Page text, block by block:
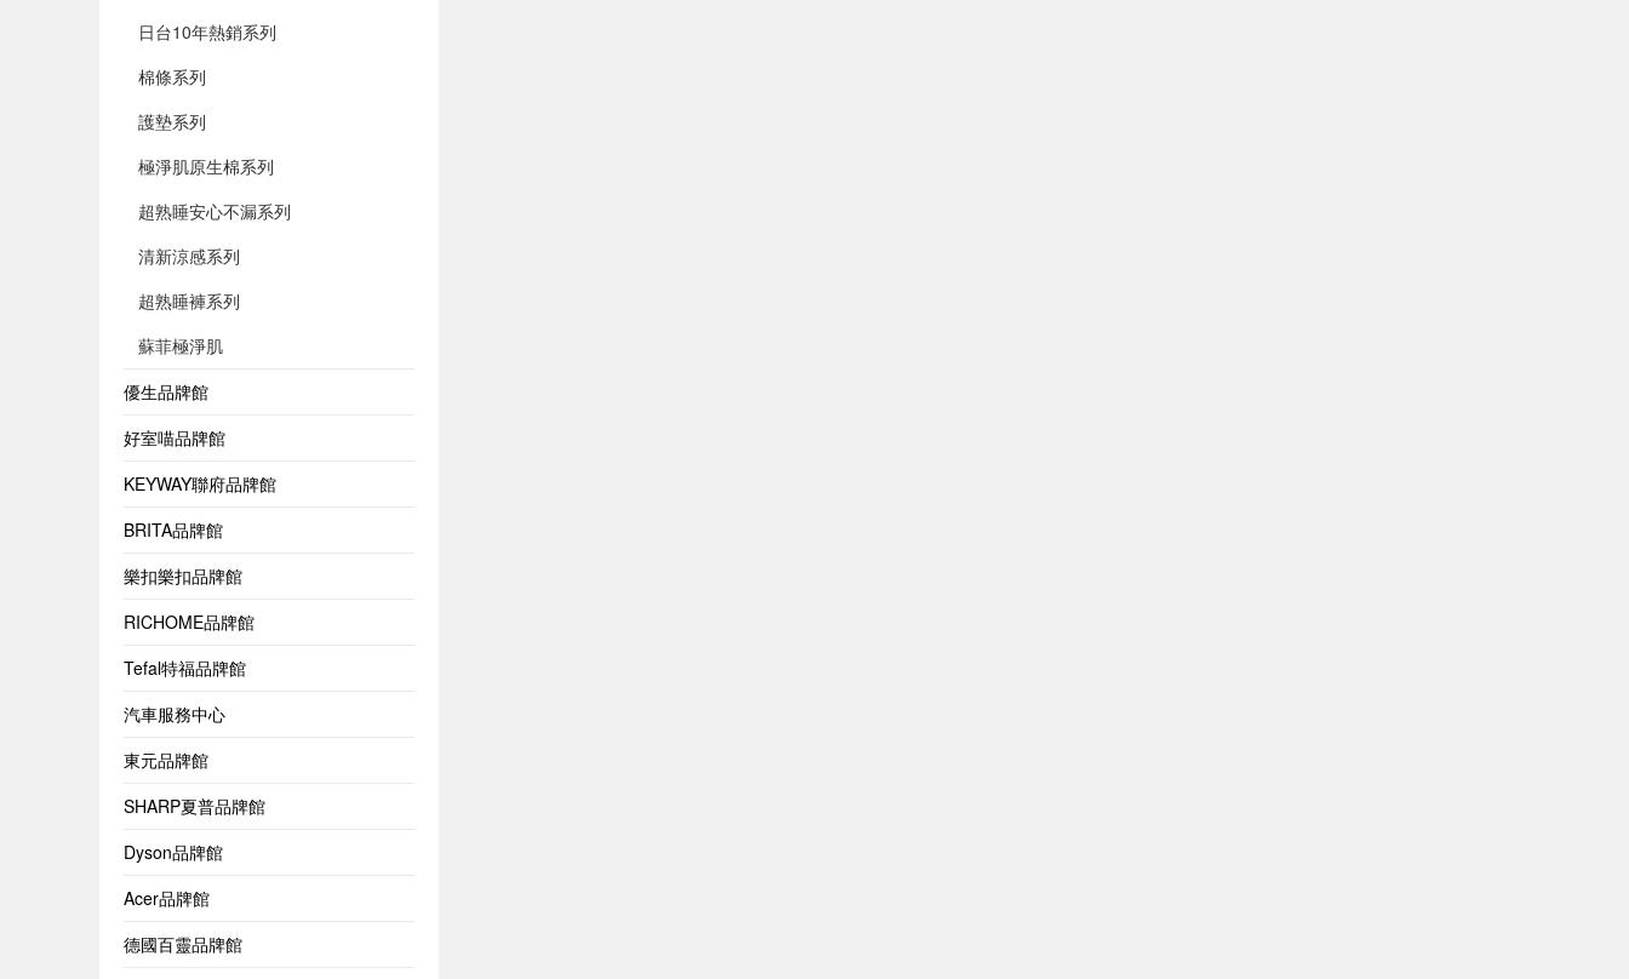
日台10年熱銷系列
棉條系列
護墊系列
極淨肌原生棉系列
超熟睡安心不漏系列
清新涼感系列
超熟睡褲系列
蘇菲極淨肌
優生品牌館
好室喵品牌館
KEYWAY聯府品牌館
BRITA品牌館
樂扣樂扣品牌館
RICHOME品牌館
Tefal特福品牌館
汽車服務中心
東元品牌館
SHARP夏普品牌館
Dyson品牌館
Acer品牌館
德國百靈品牌館